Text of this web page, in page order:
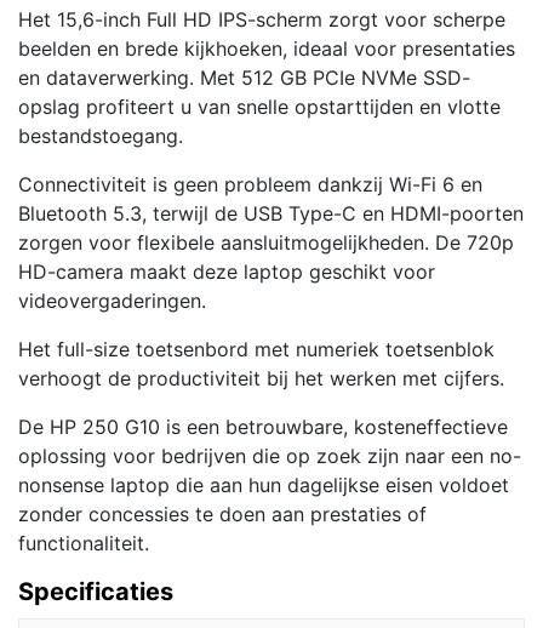
Windows
11
Professional
aantal
Het 15,6-inch Full HD IPS-scherm zorgt voor scherpe
beelden en brede kijkhoeken, ideaal voor presentaties
en dataverwerking. Met 512 GB PCIe NVMe SSD-
opslag profiteert u van snelle opstarttijden en vlotte
bestandstoegang.
Connectiviteit is geen probleem dankzij Wi-Fi 6 en
Bluetooth 5.3, terwijl de USB Type-C en HDMI-poorten
zorgen voor flexibele aansluitmogelijkheden. De 720p
HD-camera maakt deze laptop geschikt voor
videovergaderingen.
Het full-size toetsenbord met numeriek toetsenblok
verhoogt de productiviteit bij het werken met cijfers.
De HP 250 G10 is een betrouwbare, kosteneffectieve
oplossing voor bedrijven die op zoek zijn naar een no-
nonsense laptop die aan hun dagelijkse eisen voldoet
zonder concessies te doen aan prestaties of
functionaliteit.
Specificaties